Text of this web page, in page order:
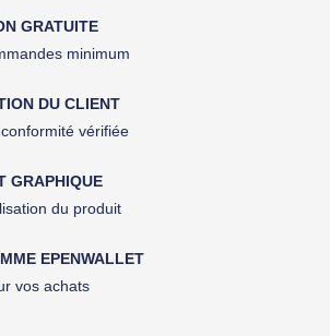
GRATUITE
minimum
DU CLIENT
vérifiée
GRAPHIQUE
du produit
EPENWALLET
vos achats